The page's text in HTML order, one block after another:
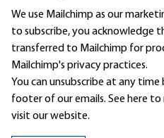
We use Mailchimp as our
to subscribe, you acknowledge
transferred to Mailchimp for
Mailchimp's privacy practices.
You can unsubscribe at any
footer of our emails. See here to
visit our website.